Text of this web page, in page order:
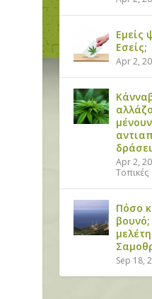
Εμείς
Εσείς;
Apr 2,
Apr 2,
Τοπικές
Πόσο
Sep 18,